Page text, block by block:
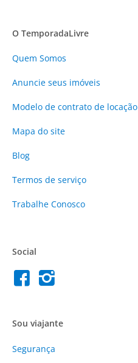
O TemporadaLivre
Quem Somos
Anuncie seus imóveis
Modelo de contrato de locação
Mapa do site
Blog
Termos de serviço
Trabalhe Conosco
Social
Sou viajante
Segurança